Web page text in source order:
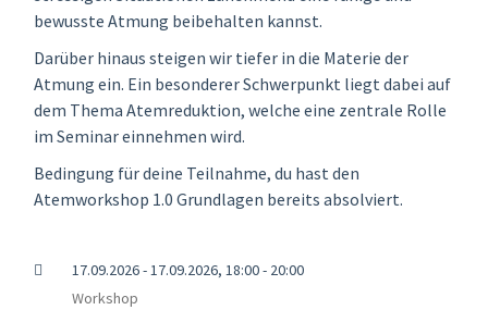
bewusste Atmung beibehalten kannst.
Darüber hinaus steigen wir tiefer in die Materie der
Atmung ein. Ein besonderer Schwerpunkt liegt dabei auf
dem Thema Atemreduktion, welche eine zentrale Rolle
im Seminar einnehmen wird.
Bedingung für deine Teilnahme, du hast den
Atemworkshop 1.0 Grundlagen bereits absolviert.
17.09.2026 - 17.09.2026, 18:00 - 20:00
Workshop